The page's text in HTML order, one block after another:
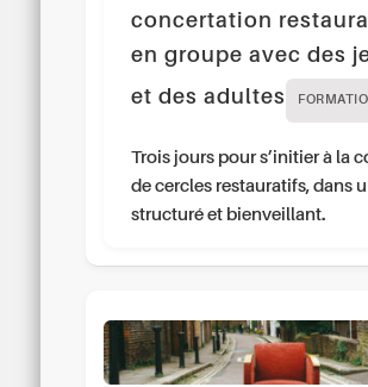
concertation
en groupe avec des
et des adultes
Trois jours pour s’initier à la
de cercles restauratifs, dans
structuré et bienveillant.